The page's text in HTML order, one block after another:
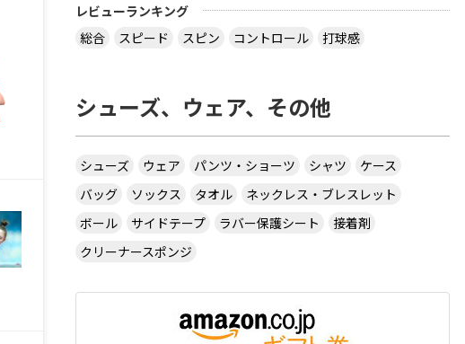
レビューランキング
総合
スピード スピン コントロール 打球感
シューズ、ウェア、その他
シューズ ウェア パンツ・ショーツ シャツ
ケース
バッグ
ソックス タオル
ネックレス・ブレスレット
ボール
サイドテープ ラバー保護シート
接着剤
クリーナースポンジ